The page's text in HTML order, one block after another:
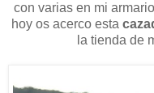
con varias en mi
hoy os acerco esta
la tienda de